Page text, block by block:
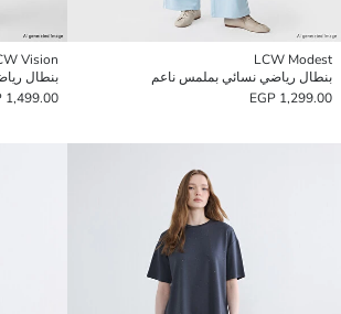
LCW Modest
بنطال رياضي نسائي بملمس ناعم
1,299.00 EGP
Vision
بنطال
1,499.00 EGP